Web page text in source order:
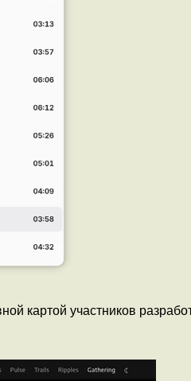
картой участников